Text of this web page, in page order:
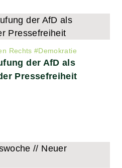
Rechts #Demokratie
der AfD als
Pressefreiheit